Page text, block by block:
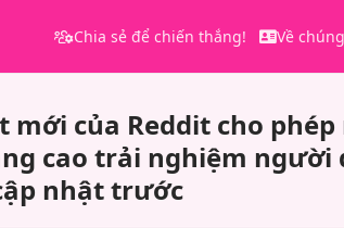
Chia sẻ để chiến thắng! Về
mới của Reddit cho
cao trải nghiệm người
nhật trước